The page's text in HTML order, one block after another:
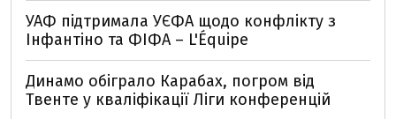
УАФ підтримала УЄФА щодо конфлікту з
Інфантіно та ФІФА – L'Équipe
Динамо обіграло Карабах, погром від
Твенте у кваліфікації Ліги конференцій